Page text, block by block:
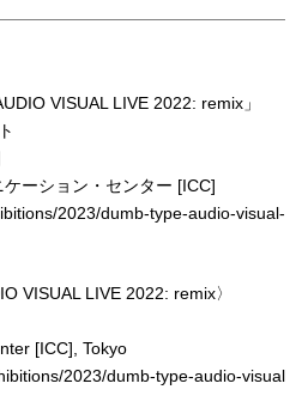
VISUAL LIVE 2022: remix」
ーション・センター [ICC]
2023/dumb-type-audio-visual-
VISUAL LIVE 2022: remix〉
[ICC], Tokyo
2023/dumb-type-audio-visual